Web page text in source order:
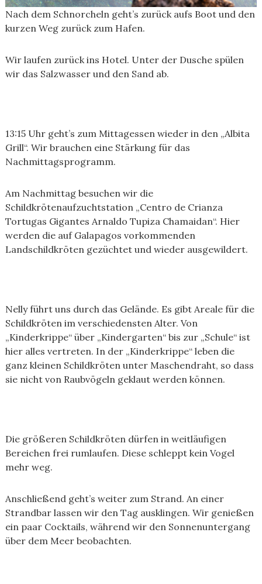
Nach dem Schnorcheln geht’s zurück aufs Boot und den
kurzen Weg zurück zum Hafen.
Wir laufen zurück ins Hotel. Unter der Dusche spülen
wir das Salzwasser und den Sand ab.
13:15 Uhr geht’s zum Mittagessen wieder in den „Albita
Grill“. Wir brauchen eine Stärkung für das
Nachmittagsprogramm.
Am Nachmittag besuchen wir die
Schildkrötenaufzuchtstation „Centro de Crianza
Tortugas Gigantes Arnaldo Tupiza Chamaidan“. Hier
werden die auf Galapagos vorkommenden
Landschildkröten gezüchtet und wieder ausgewildert.
Nelly führt uns durch das Gelände. Es gibt Areale für die
Schildkröten im verschiedensten Alter. Von
„Kinderkrippe“ über „Kindergarten“ bis zur „Schule“ ist
hier alles vertreten. In der „Kinderkrippe“ leben die
ganz kleinen Schildkröten unter Maschendraht, so dass
sie nicht von Raubvögeln geklaut werden können.
Die größeren Schildkröten dürfen in weitläufigen
Bereichen frei rumlaufen. Diese schleppt kein Vogel
mehr weg.
Anschließend geht’s weiter zum Strand. An einer
Strandbar lassen wir den Tag ausklingen. Wir genießen
ein paar Cocktails, während wir den Sonnenuntergang
über dem Meer beobachten.